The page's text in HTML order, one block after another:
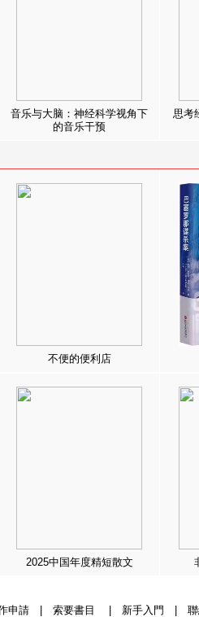
音乐与大脑：神经科学视角下
的音乐干预
思考
不便的便利店
2025中国年度精短散文
申請| 索要書目 新手入門